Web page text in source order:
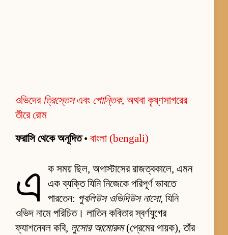
ওভিদের ত্রিস্তেসএবং পোন্তিক, অথবা কৃষ্ণসাগরের
তীরে রোম
ফরাসি থেকে অনূদিত• বাংলা (bengali)
এ
ক সময় ছিল, অগাস্টাসের রাজত্বকালে, এমন
এক ব্যক্তি যিনি নিজেকে পরিপূর্ণ ভাবতে
পারতেন: পুবলিউস ওভিদিউস নাসো, যিনি
ওভিদ নামে পরিচিত। লাতিন কবিতার স্বর্ণযুগের
ফ্যাশনেবল কবি, লুসোর আমোরুম(প্রেমের গায়ক), তাঁর